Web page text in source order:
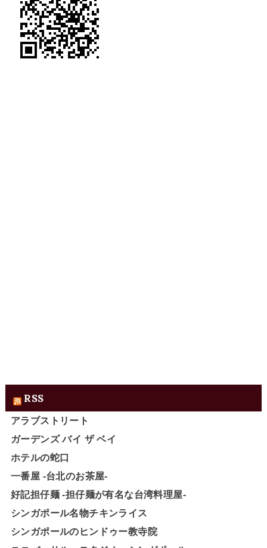
RSS
アラブストリート
ガーデンズ バイ ザ ベイ
ホテルの蛇口
一番屋 -台北のお茶屋-
好記担仔麺 -担仔麺が有名な台湾料理屋-
シンガポール名物チキンライス
シンガポールのヒンドゥー教寺院